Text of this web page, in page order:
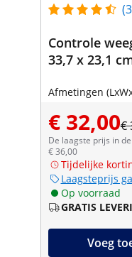
Controle
33,7 x 23,1
Afmetingen
€ 32,00€
De laagste prijs in
€ 36,00
Tijdelijke
Laagsteprijs
Op voorraad
GRATIS
Voeg